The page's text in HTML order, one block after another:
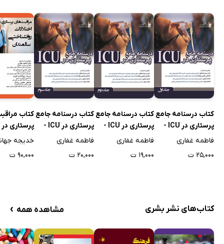
کتاب درسنامه جامع
پرستاری در ICU -
جلد اول
فاطمه غفاری
۲۵,۰۰۰ ت
کتاب درسنامه جامع
پرستاری در ICU -
جلد دوم
فاطمه غفاری
۱۹,۰۰۰ ت
کتاب درسنامه جامع
پرستاری در ICU -
جلد سوم
فاطمه غفاری
۲۰,۰۰۰ ت
کتاب
پرستاری در
روانشناختی
۹۰,۰۰۰ ت
کتاب‌های نشر بشری مشاهده همه ›